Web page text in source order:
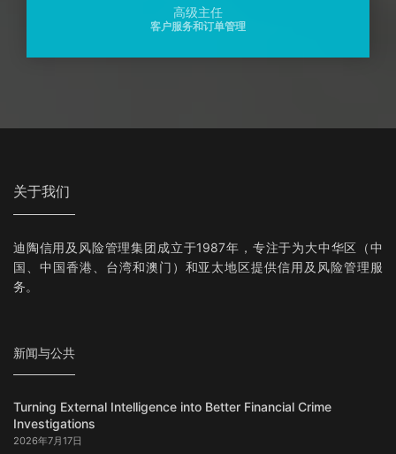
高级主任
客户服务和订单管理
关于我们
迪陶信用及风险管理集团成立于1987年，专注于为大中华区（中
国、中国香港、台湾和澳门）和亚太地区提供信用及风险管理服
务。
新闻与公共
Turning External Intelligence into Better Financial Crime
Investigations
2026年7月17日